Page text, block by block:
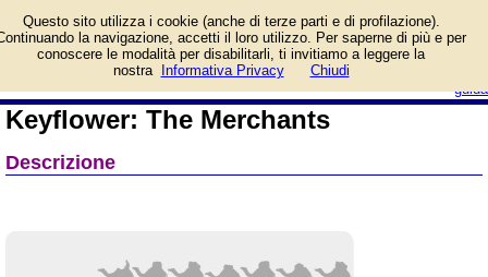
guida
The Merchants e prezzo
di vendita. Prodotto da
Keyflower: The Merchants
Descrizione
Questo sito utilizza i cookie (anche di terze parti e di profilazione).
la navigazione, accetti il loro utilizzo. Per saperne di più e per
conoscere le modalità per disabilitarli, ti invitiamo a leggere la
nostra
Informativa Privacy Chiudi